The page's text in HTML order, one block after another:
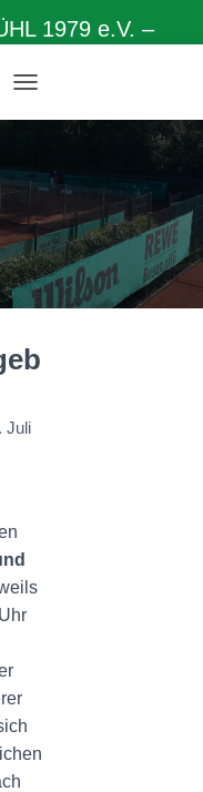
1979 e.V. –
A
G
T
I
O
N
U
S
C
L
Juli